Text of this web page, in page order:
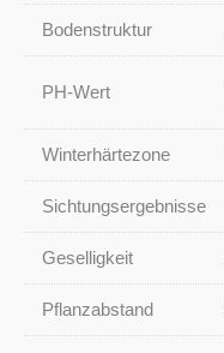
Bodenstruktur
PH-Wert
Winterhärtezone
Sichtungsergebnisse
Geselligkeit
Pflanzabstand